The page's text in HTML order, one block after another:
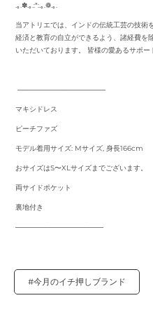
.｡.✽.｡.:*:.｡.❁.｡.
当アトリエでは、インドの伝統工芸の技術
経済と教育の自立ができるよう、諸経費を
いただいております。 皆様の愛あるサポ
──────────────────
マキシドレス
ピーチファズ
モデル着用サイズ: Mサイズ, 身長166cm
おサイズはS〜XLサイズまでございます。
両サイドポケット
裏地付き
──────────────────
#今月のイチ押しブランド